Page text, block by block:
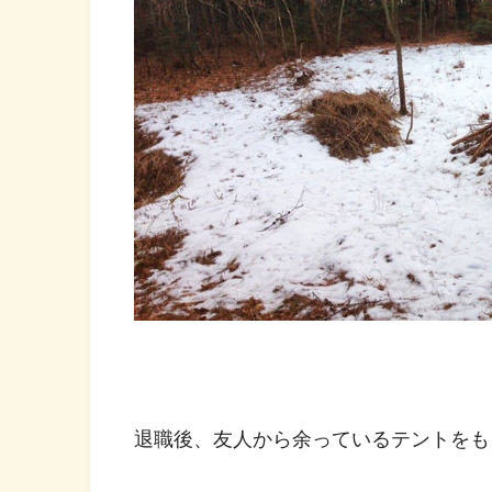
退職後、友人から余っているテントを